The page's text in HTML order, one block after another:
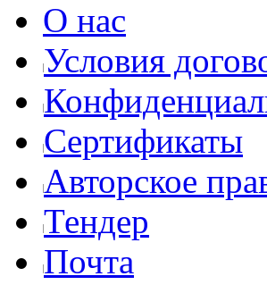
О нас
Условия
Сертификаты
Авторское
Тендер
Почта